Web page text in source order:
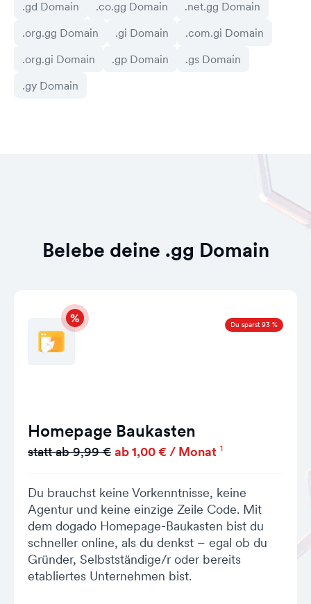
.gd Domain .co.gg Domain
.net.gg Domain
.org.gg Domain
.gi Domain
.com.gi Domain
.org.gi Domain
.gp Domain
.gs Domain
.gy Domain
Belebe deine .gg Domain
Du sparst 93 %
Homepage Baukasten
statt ab 9,99 € ab 1,00 € / Monat 1
Du brauchst keine Vorkenntnisse, keine
Agentur und keine einzige Zeile Code. Mit
dem dogado Homepage-Baukasten bist du
schneller online, als du denkst – egal ob du
Gründer, Selbstständige/r oder bereits
etabliertes Unternehmen bist.